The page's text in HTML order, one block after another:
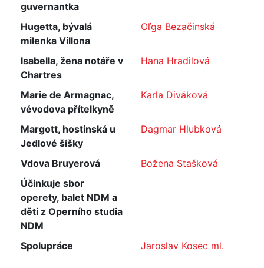
guvernantka
Hugetta, bývalá
milenka Villona
Oľga Bezačinská
Isabella, žena notáře v
Chartres
Hana Hradilová
Marie de Armagnac,
vévodova přítelkyně
Karla Diváková
Margott, hostinská u
Jedlové šišky
Dagmar Hlubková
Vdova Bruyerová
Božena Stašková
Účinkuje sbor
operety, balet NDM a
děti z Operního studia
NDM
Spolupráce
Jaroslav Kosec ml.